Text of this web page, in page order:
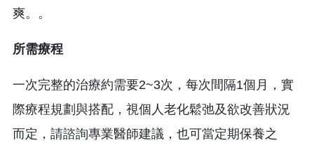
爽。。
所需療程
一次完整的治療約需要2~3次，每次間隔1個月，實
際療程規劃與搭配，視個人老化鬆弛及欲改善狀況
而定，請諮詢專業醫師建議，也可當定期保養之